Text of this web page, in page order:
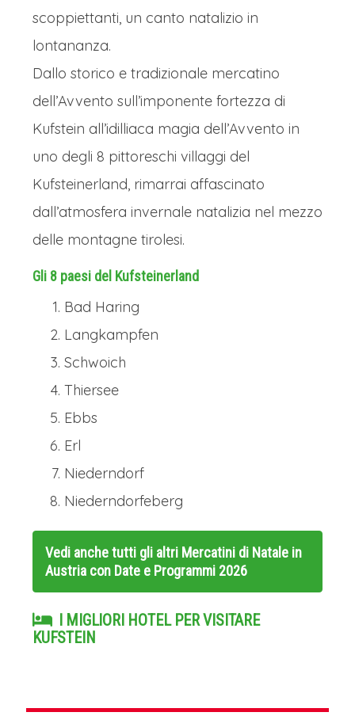
scoppiettanti, un canto natalizio in
lontananza.
Dallo storico e tradizionale mercatino
dell’Avvento sull’imponente fortezza di
Kufstein all’idilliaca magia dell’Avvento in
uno degli 8 pittoreschi villaggi del
Kufsteinerland, rimarrai affascinato
dall’atmosfera invernale natalizia nel mezzo
delle montagne tirolesi.
Gli 8 paesi del Kufsteinerland
Bad Haring
Langkampfen
Schwoich
Thiersee
Ebbs
Erl
Niederndorf
Niederndorfeberg
Vedi anche tutti gli altri Mercatini di Natale in
Austria con Date e Programmi 2026
I MIGLIORI HOTEL PER VISITARE
KUFSTEIN